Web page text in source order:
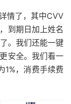
情了，其中CVV
到期日加上姓名
。我们还能一键
安全。我们看一
1%，消费手续费